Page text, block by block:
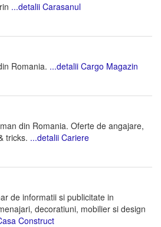
...detalii Carasanul
Romania. ...detalii Cargo Magazin
din Romania. Oferte de angajare,
tricks. ...detalii Cariere
de informatii si publicitate in
decoratiuni, mobilier si design
Construct